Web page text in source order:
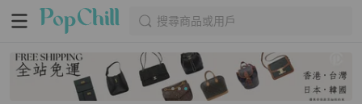
搜尋商品或用戶